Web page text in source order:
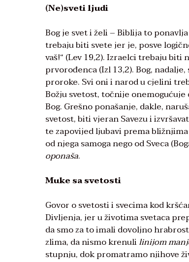
(Ne)sveti ljudi
Bog je svet i želi – Biblija to
trebaju biti svete jer je, posve
vaš!“ (Lev 19,2). Izraelci trebaju biti
prvorođenca (Izl 13,2). Bog,
proroke. Svi oni i narod u cjelini
Božju svetost, točnije
Bog. Grešno ponašanje, dakle,
svetost, biti vjeran Savezu i
te zapovijed ljubavi prema
od njega samoga nego od Sveca
oponaša.
Muke sa svetosti
Govor o svetosti i svecima kod
Divljenja, jer u životima svetaca
da smo za to imali dovoljno
zlima, da nismo krenulilinijom
stupnju, dok promatramo njihove